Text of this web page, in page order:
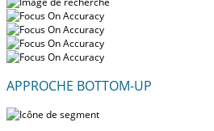
APPROCHE BOTTOM-UP